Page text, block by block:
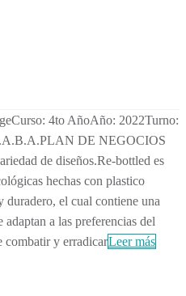
4to AñoAño: 2022Turno:
DE NEGOCIOS
de diseños.Re-bottled es
hechas con plastico
duradero, el cual contiene una
a las preferencias del
combatir y erradicarLeer más